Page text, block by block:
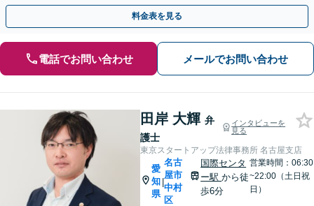
く交渉いたします。
料金表を見る
電話でお問い合わせ メールでお問い合わせ
田岸 大輝 弁
護士
インタビューを
見る
東京スタートアップ法律事務所 名古屋支店
愛
知
県
|
名古
屋市
中村
区
国際センタ
ー駅から徒
歩6分
営業時間：06:30
~22:00（土日祝
日）